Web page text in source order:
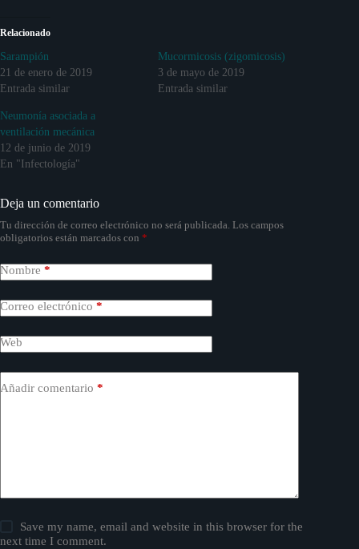
Relacionado
Sarampión
21 de enero de 2019
Entrada similar
Mucormicosis (zigomicosis)
3 de mayo de 2019
Entrada similar
Neumonía asociada a
ventilación mecánica
12 de junio de 2019
En "Infectología"
Deja un comentario
Tu dirección de correo electrónico no será publicada. Los campos
obligatorios están marcados con *
Nombre *
Correo electrónico *
Web
Añadir comentario *
Save my name, email and website in this browser for the
next time I comment.